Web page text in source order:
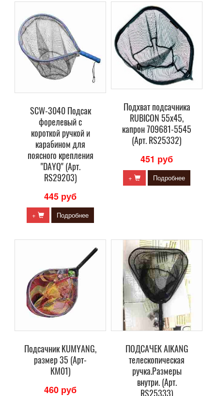
SCW-3040 Подсак
форелевый с
короткой ручкой и
карабином для
поясного крепления
"DAYQ" (Арт.
RS29203)
445 руб
+ Подробнее
Подхват подсачника
RUBICON 55x45,
капрон 709681-5545
(Арт. RS25332)
451 руб
+ Подробнее
Подсачник KUMYANG,
размер 35 (Арт-
КМ01)
460 руб
ПОДСАЧЕК AIKANG
телескопическая
ручка.Размеры
внутри. (Арт.
RS25333)